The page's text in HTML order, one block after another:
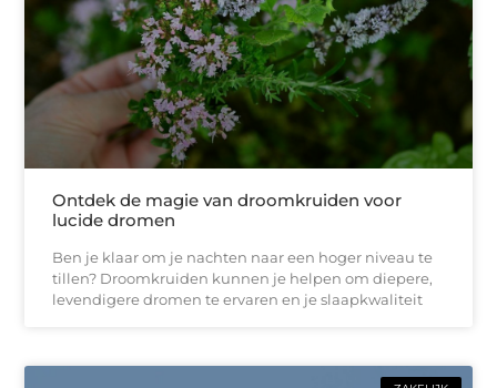
Ontdek de magie van droomkruiden voor
lucide dromen
Ben je klaar om je nachten naar een hoger niveau te
tillen? Droomkruiden kunnen je helpen om diepere,
levendigere dromen te ervaren en je slaapkwaliteit